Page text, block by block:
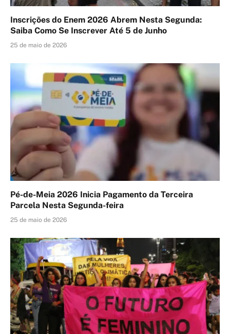
Inscrições do Enem 2026 Abrem Nesta Segunda:
Saiba Como Se Inscrever Até 5 de Junho
25 de maio de 2026
Pé-de-Meia 2026 Inicia Pagamento da Terceira
Parcela Nesta Segunda-feira
25 de maio de 2026